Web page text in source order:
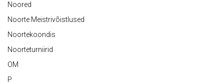
Noored
Noorte Meistrivõistlused
Noortekoondis
Noorteturniirid
OM
P